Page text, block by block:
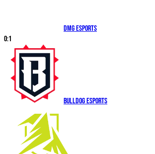
DMG Esports
0:1
Bulldog Esports